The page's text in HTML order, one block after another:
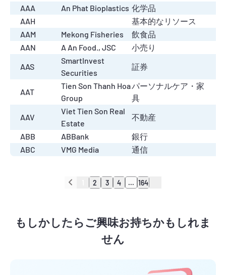
AAA
An Phat Bioplastics 化学品
AAH
基本的なリソース
AAM
Mekong Fisheries
飲食品
AAN
A An Food., JSC
小売り
AAS
SmartInvest
Securities
証券
AAT
Tien Son Thanh Hoa
Group
パーソナルケア・家
具
AAV
Viet Tien Son Real
Estate
不動産
ABB
ABBank
銀行
ABC
VMG Media 通信
2 3 4 ... 164
もしかしたらご興味お持ちかもしれま
せん